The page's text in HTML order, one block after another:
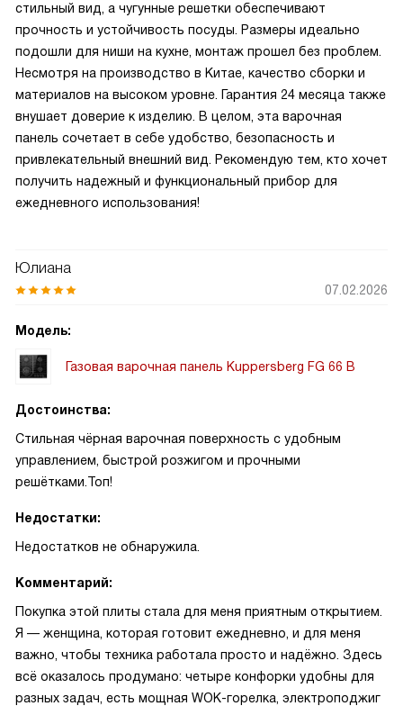
стильный вид, а чугунные решетки обеспечивают
прочность и устойчивость посуды. Размеры идеально
подошли для ниши на кухне, монтаж прошел без проблем.
Несмотря на производство в Китае, качество сборки и
материалов на высоком уровне. Гарантия 24 месяца также
внушает доверие к изделию. В целом, эта варочная
панель сочетает в себе удобство, безопасность и
привлекательный внешний вид. Рекомендую тем, кто хочет
получить надежный и функциональный прибор для
ежедневного использования!
Юлиана
07.02.2026
Модель:
Газовая варочная панель Kuppersberg FG 66 B
Достоинства:
Стильная чёрная варочная поверхность с удобным
управлением, быстрой розжигом и прочными
решётками.Топ!
Недостатки:
Недостатков не обнаружила.
Комментарий:
Покупка этой плиты стала для меня приятным открытием.
Я — женщина, которая готовит ежедневно, и для меня
важно, чтобы техника работала просто и надёжно. Здесь
всё оказалось продумано: четыре конфорки удобны для
разных задач, есть мощная WOK-горелка, электроподжиг